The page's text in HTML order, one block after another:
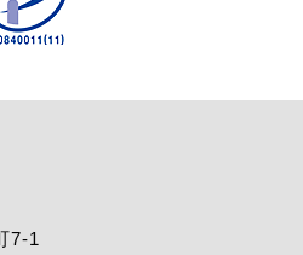
7-1